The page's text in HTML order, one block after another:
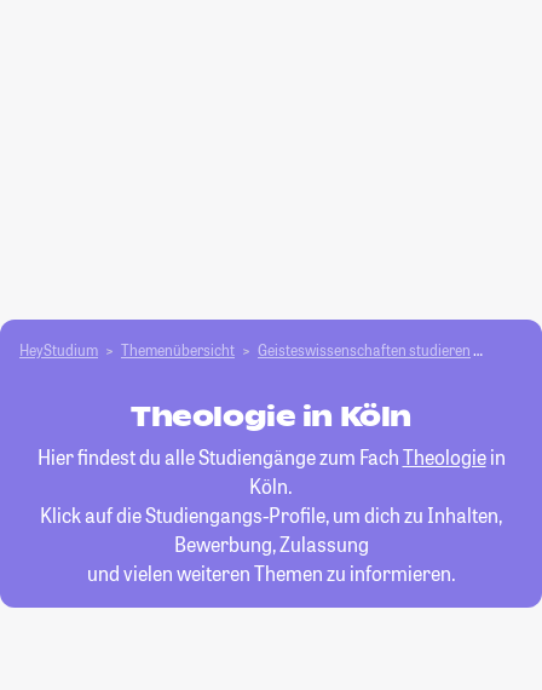
HeyStudium Themenübersicht Geisteswissenschaften studieren
Theologie in Köln
Hier findest du alle Studiengänge zum FachTheologiein
Köln.
Klick auf die Studiengangs-Profile, um dich zu Inhalten,
Bewerbung, Zulassung
und vielen weiteren Themen zu informieren.